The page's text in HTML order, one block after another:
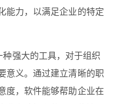
能力，以满足企业的特定
强大的工具，对于组织
意义。通过建立清晰的职
度，软件能够帮助企业在